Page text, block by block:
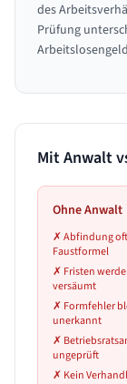
des
Prüfung
Mit Anwalt
Ohne Anwalt
✗Abfindung
Faustformel
✗ Fristen
versäumt
✗ Formfehler
unerkannt
✗
ungeprüft
✗ Kein